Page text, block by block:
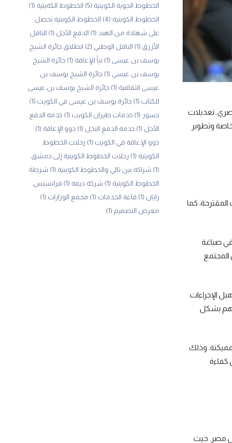
. تعديلات
الخاصة وتطوير
كما
في صياغة
الإجراءات.
بشكل
المنظومة المميكنة. وذلك
كفاءة
مصر. حيث
الخطوط الجوية الكويتية (5) الخطوط الكةيتية (1)
الخطوط الكويتية (4)
الخطوط الكويتية تحصل
على شهادة من الهند (1) الدفع الآجل (1)
الناقل
الأزرق (1) الناقل الوطني (2)
انطلاق جائزة الشيخ
يوسف بن عيسى (1) تباً للإعاقة (1)
جائزة الشيخ
يوسف بن عيسى (1)
جائزة الشيخ يوسف بن
عيسى الثقافية (1)
جائزة الشيخ يوسف بن عيسى
للكتاب (1) جائزة يوسف بن عيسى في الكويت (1)
جسور (1) خدمات طيران الكويت (1)
خدمة الدفع
الآجل (1) خدمة الدفع الىجل (1) ذوو الإعاقة (1)
ذوو الإعاقة في الكويت (1)
رحلات الخطوط
الكويتية (1)
رحلات الخطوط الكويتية إلى دمشق
(1)
شراكة بين تالي والخطوط الكويتية (1)
شرطة
الخطوط الكويتية (1) شركة ديمة (1)
فرانسيس
رايان (1) قاعة الخدمات (1) مجمع الوزارات (1)
معرض التصميم (1)